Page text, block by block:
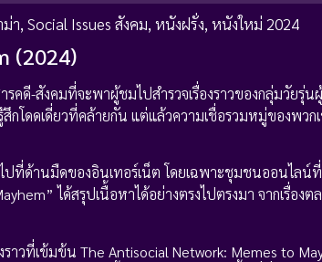
ม่า, Social Issues สังคม, หนังฝรั่ง, หนังใหม่ 2024
(2024)
ดี-สังคมที่จะพาผู้ชมไปสำรวจเรื่องราวของกลุ่มวัยรุ่น
โดดเดี่ยวที่คล้ายกัน แต่แล้วความเชื่อรวมหมู่ของพวกเ
ปที่ด้านมืดของอินเทอร์เน็ต โดยเฉพาะชุมชนออนไลน์
ได้สรุปเนื้อหาได้อย่างตรงไปตรงมา จากเรื่อง
าวที่เข้มข้น The Antisocial Network: Memes to